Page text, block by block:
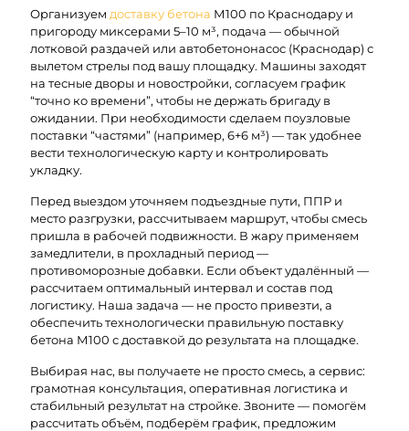
Организуем доставку бетона М100 по Краснодару и
пригороду миксерами 5–10 м³, подача — обычной
лотковой раздачей или автобетононасос (Краснодар) с
вылетом стрелы под вашу площадку. Машины заходят
на тесные дворы и новостройки, согласуем график
“точно ко времени”, чтобы не держать бригаду в
ожидании. При необходимости сделаем поузловые
поставки “частями” (например, 6+6 м³) — так удобнее
вести технологическую карту и контролировать
укладку.
Перед выездом уточняем подъездные пути, ППР и
место разгрузки, рассчитываем маршрут, чтобы смесь
пришла в рабочей подвижности. В жару применяем
замедлители, в прохладный период —
противоморозные добавки. Если объект удалённый —
рассчитаем оптимальный интервал и состав под
логистику. Наша задача — не просто привезти, а
обеспечить технологически правильную поставку
бетона М100 с доставкой до результата на площадке.
Выбирая нас, вы получаете не просто смесь, а сервис:
грамотная консультация, оперативная логистика и
стабильный результат на стройке. Звоните — помогём
рассчитать объём, подберём график, предложим